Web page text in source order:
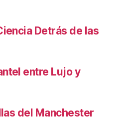
Detrás de las
entre Lujo y
del Manchester